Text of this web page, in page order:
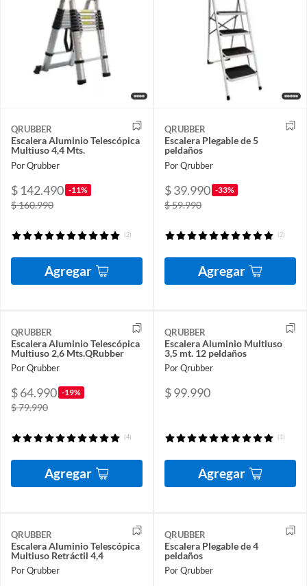
QRUBBER
Escalera Aluminio Telescópica
Multiuso 4,4 Mts.
Por Qrubber
$ 142.490 -11%
$ 160.990
(2)
Agregar
QRUBBER
Escalera Plegable de 5
peldaños
Por Qrubber
$ 39.990 -33%
$ 59.990
(2)
Agregar
QRUBBER
Escalera Aluminio Telescópica
Multiuso 2,6 Mts.QRubber
Por Qrubber
$ 64.990 -19%
$ 79.990
(4)
Agregar
QRUBBER
Escalera Aluminio Multiuso
3,5 mt. 12 peldaños
Por Qrubber
$ 99.990
(1)
Agregar
QRUBBER
Escalera Aluminio Telescópica
Multiuso Retráctil 4,4
Por Qrubber
QRUBBER
Escalera Plegable de 4
peldaños
Por Qrubber